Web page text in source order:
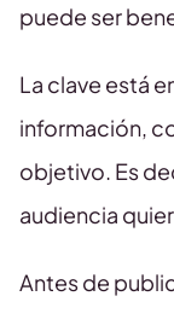
puede ser
La clave está
información,
objetivo. Es
audiencia
Antes de